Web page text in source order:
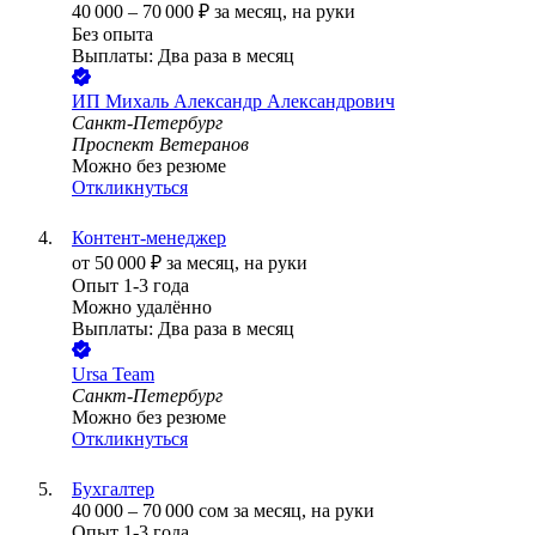
40 000 – 70 000 ₽ за месяц, на руки
Без опыта
Выплаты: Два раза в месяц
ИП Михаль Александр Александрович
Санкт-Петербург
Проспект Ветеранов
Можно без резюме
Откликнуться
Контент-менеджер
от 50 000 ₽ за месяц, на руки
Опыт 1-3 года
Можно удалённо
Выплаты: Два раза в месяц
Ursa Team
Санкт-Петербург
Можно без резюме
Откликнуться
Бухгалтер
40 000 – 70 000 сом за месяц, на руки